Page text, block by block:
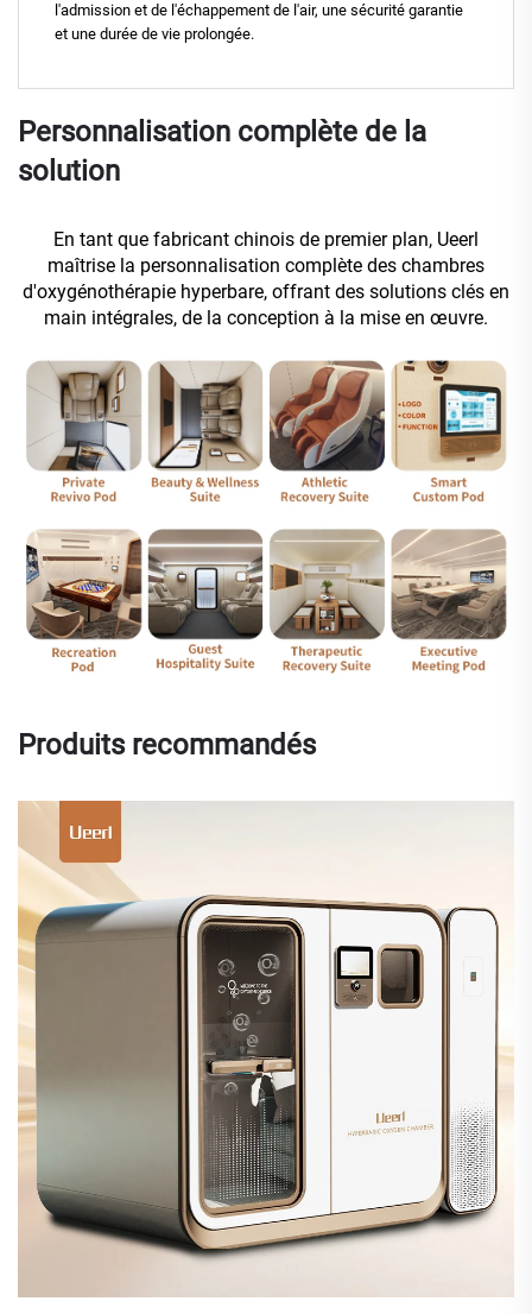
l'admission et de l'échappement de l'air, une sécurité garantie
et une durée de vie prolongée.
Personnalisation complète de la
solution
En tant que fabricant chinois de premier plan, Ueerl
maîtrise la personnalisation complète des chambres
d'oxygénothérapie hyperbare, offrant des solutions clés en
main intégrales, de la conception à la mise en œuvre.
Produits recommandés